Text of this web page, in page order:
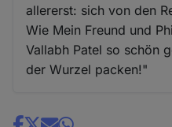
allererst: sich von den
Wie Mein Freund und
Vallabh Patel so schön
der Wurzel packen!"